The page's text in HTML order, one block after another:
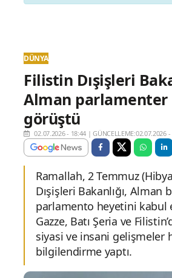
DÜNYA
Filistin Dışişleri
Alman
görüştü
02.07.2026 - 18:44 |GÜNCELLEME:02.07.2026
Ramallah, 2 Temmuz
Dışişleri Bakanlığı, Alman
parlamento heyetini kabul
Gazze, Batı Şeria ve
siyasi ve insani gelişmeler
bilgilendirme yaptı.